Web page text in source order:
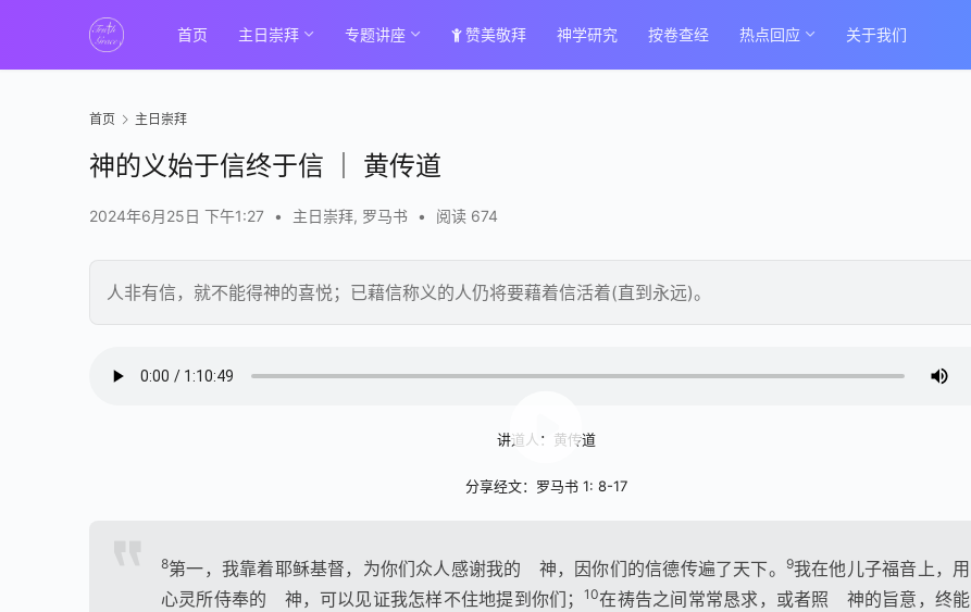
首页 主日崇拜 专题讲座 赞美敬拜 神学研究 按卷查经 热点回应 关于我们
首页 主日崇拜
神的义始于信终于信 ｜ 黄传道
2024年6月25日 下午1:27 • 主日崇拜, 罗马书 • 阅读 674
人非有信，就不能得神的喜悦；已藉信称义的人仍将要藉着信活着(直到永远)。
讲道人：黄传道
分享经文：罗马书 1: 8-17
8第一，我靠着耶稣基督，为你们众人感谢我的 神，因你们的信德传遍了天下。 9我在他儿子福音上，用
心灵所侍奉的 神，可以见证我怎样不住地提到你们；10在祷告之间常常恳求，或者照 神的旨意，终能